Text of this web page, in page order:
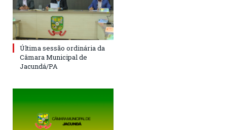
Última sessão ordinária da
Câmara Municipal de
Jacundá/PA